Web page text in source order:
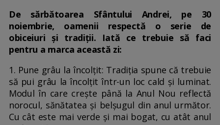
De sărbătoarea Sfântului Andrei, pe 30
noiembrie, oamenii respectă o serie de
obiceiuri și tradiții. Iată ce trebuie să faci
pentru a marca această zi:
1. Pune grâu la încolțit: Tradiția spune că trebuie
să pui grâu la încolțit într-un loc cald și luminat.
Modul în care crește până la Anul Nou reflectă
norocul, sănătatea și belșugul din anul următor.
Cu cât este mai verde și mai bogat, cu atât anul